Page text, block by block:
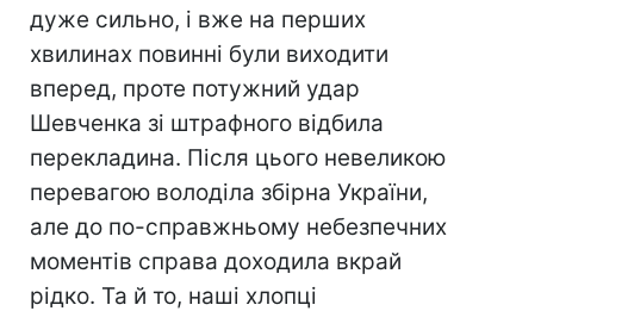
дуже сильно, і вже на перших
хвилинах повинні були виходити
вперед, проте потужний удар
Шевченка зі штрафного відбила
перекладина. Після цього невеликою
перевагою володіла збірна України,
але до по-справжньому небезпечних
моментів справа доходила вкрай
рідко. Та й то, наші хлопці